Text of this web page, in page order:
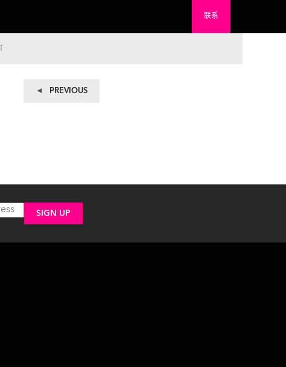
联系
PREVIOUS